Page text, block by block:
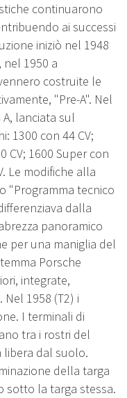
continuarono
ai successi
iniziò nel 1948
nel 1950 a
costruite le
"Pre-A". Nel
lanciata sul
1300 con 44 CV;
CV; 1600 Super con
Le modifiche alla
"Programma tecnico
dalla
panoramico
per una maniglia del
Porsche
integrate,
1958 (T2) i
I terminali di
tra i rostri del
libera dal suolo.
della targa
sotto la targa stessa.